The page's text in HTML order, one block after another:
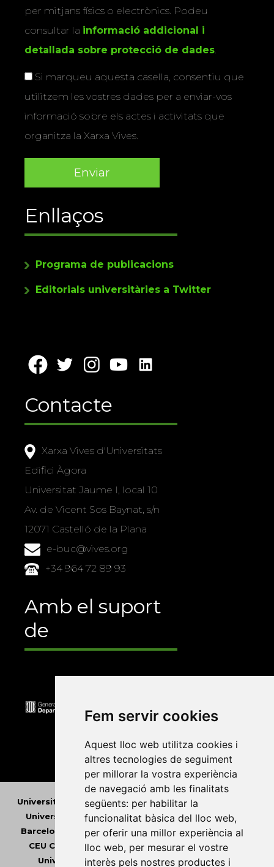
Fem servir cookies
Aquest lloc web utilitza cookies i
altres tecnologies de seguiment
per millorar la vostra experiència
de navegació amb les finalitats
següents: per habilitar la
funcionalitat bàsica del lloc web,
per oferir una millor experiència al
lloc web, per mesurar el vostre
interès pels nostres productes i
per mitjans físics o electrònics. Podeu
consultar la informació addicional i
detallada sobre protecció de dades
Si marqueu aquesta casella, consentiu que
utilitzem les vostres dades per a enviar-vos
informació sobre els actes i activitats que
organitza la Xarxa Vives.
Enllaços
Programa de publicacions
Editorials universitàries a Twitter
Contacte
Xarxa Vives d'Universitats
Edifici Àgora
Universitat Jaume I, local 10
Av. de Vicent Sos Baynat, s/n
12071 Castelló de la Plana
e-buc@vives.org
+34 964 72 89 93
Amb el suport
de
Universitat Abat Oliba CEU•Universitat d'Alacant
Universitat d'Andorra•Universitat Autònoma de
Barcelona
Universitat de Barcelona•Universitat
CEU Cardenal Herrera
•Universitat de Girona
Universitat de les Illes Balears•Universitat